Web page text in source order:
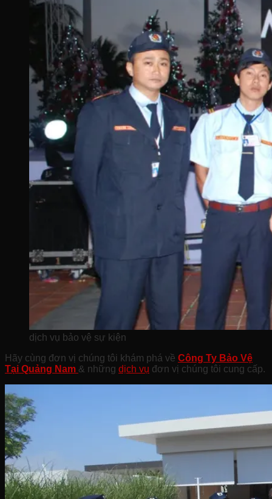
dịch vụ bảo vệ sự kiện
Hãy cùng đơn vị chúng tôi khám phá về Công Ty Bảo Vệ
Tại Quảng Nam & những dịch vụ đơn vị chúng tôi cung cấp.